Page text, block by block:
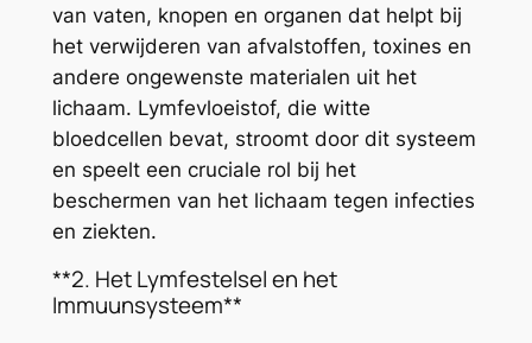
van vaten, knopen en organen dat helpt bij
het verwijderen van afvalstoffen, toxines en
andere ongewenste materialen uit het
lichaam. Lymfevloeistof, die witte
bloedcellen bevat, stroomt door dit systeem
en speelt een cruciale rol bij het
beschermen van het lichaam tegen infecties
en ziekten.
**2. Het Lymfestelsel en het
Immuunsysteem**